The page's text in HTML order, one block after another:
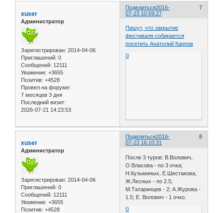
Поделиться 7
2016-
07-23 10:59:27
xuser
Администратор
Зарегистрирован: 2014-04-06
Приглашений: 0
Сообщений: 12111
Уважение: +3655
Позитив: +4528
Провел на форуме:
7 месяцев 3 дня
Последний визит:
2026-07-21 14:23:53
Пишут, что закрытие
фестиваля собирается
посетить Анатолий Карпов
0
Поделиться 8
2016-
07-23 16:10:31
xuser
Администратор
Зарегистрирован: 2014-04-06
Приглашений: 0
Сообщений: 12111
Уважение: +3655
Позитив: +4528
После 3 туров: В.Волович,
О.Власова - по 3 очка;
Н.Кузьминых, Е.Шестакова,
Ж.Лесных - по 2.5;
М.Татаринцев - 2; А.Журова -
1.5; Е. Волович - 1 очко.
0